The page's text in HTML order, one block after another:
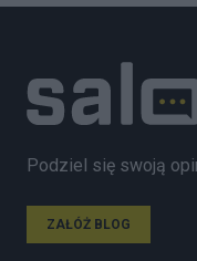
Podziel się swoją
ZAŁÓŻ BLOG